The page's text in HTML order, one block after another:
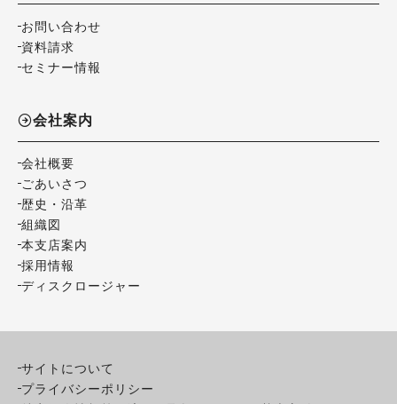
お問い合わせ
資料請求
セミナー情報
会社案内
会社概要
ごあいさつ
歴史・沿革
組織図
本支店案内
採用情報
ディスクロージャー
サイトについて
プライバシーポリシー